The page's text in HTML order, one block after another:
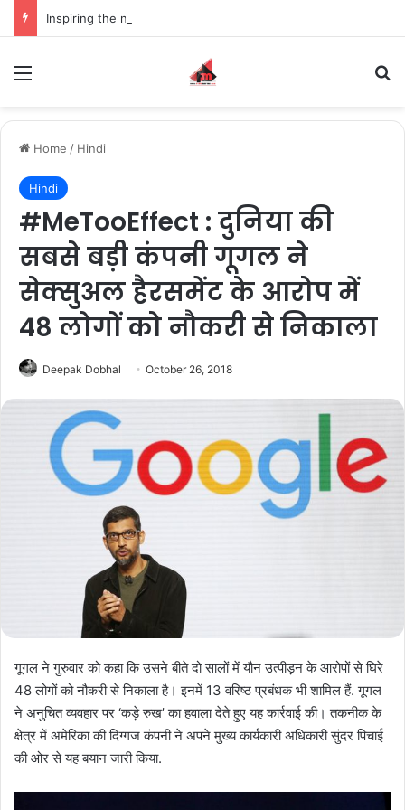
Home / Hindi
Hindi
#MeTooEffect : दुनिया की
सबसे बड़ी कंपनी गूगल ने
सेक्सुअल हैरसमेंट के आरोप में
48 लोगों को नौकरी से निकाला
Deepak Dobhal October 26, 2018
गूगल ने गुरुवार को कहा कि उसने बीते दो सालों में यौन उत्पीड़न के आरोपों से घिरे
48 लोगों को नौकरी से निकाला है। इनमें 13 वरिष्ठ प्रबंधक भी शामिल हैं. गूगल
ने अनुचित व्यवहार पर ‘कड़े रुख’ का हवाला देते हुए यह कार्रवाई की। तकनीक के
क्षेत्र में अमेरिका की दिग्गज कंपनी ने अपने मुख्य कार्यकारी अधिकारी सुंदर पिचाई
की ओर से यह बयान जारी किया.